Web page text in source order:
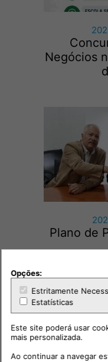
Negócios
Plano de
Opções:
Estritamente
Estatísticas
Este site poderá usar
mais personalizada.
Ao continuar a navegar